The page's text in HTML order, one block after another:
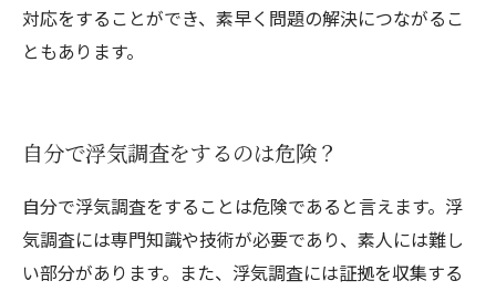
対応をすることができ、素早く問題の解決につながるこ
ともあります。
自分で浮気調査をするのは危険？
自分で浮気調査をすることは危険であると言えます。浮
気調査には専門知識や技術が必要であり、素人には難し
い部分があります。また、浮気調査には証拠を収集する